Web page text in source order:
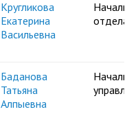
Кругликова
Екатерина
Васильевна
отдела
Баданова
Татьяна
Алпыевна